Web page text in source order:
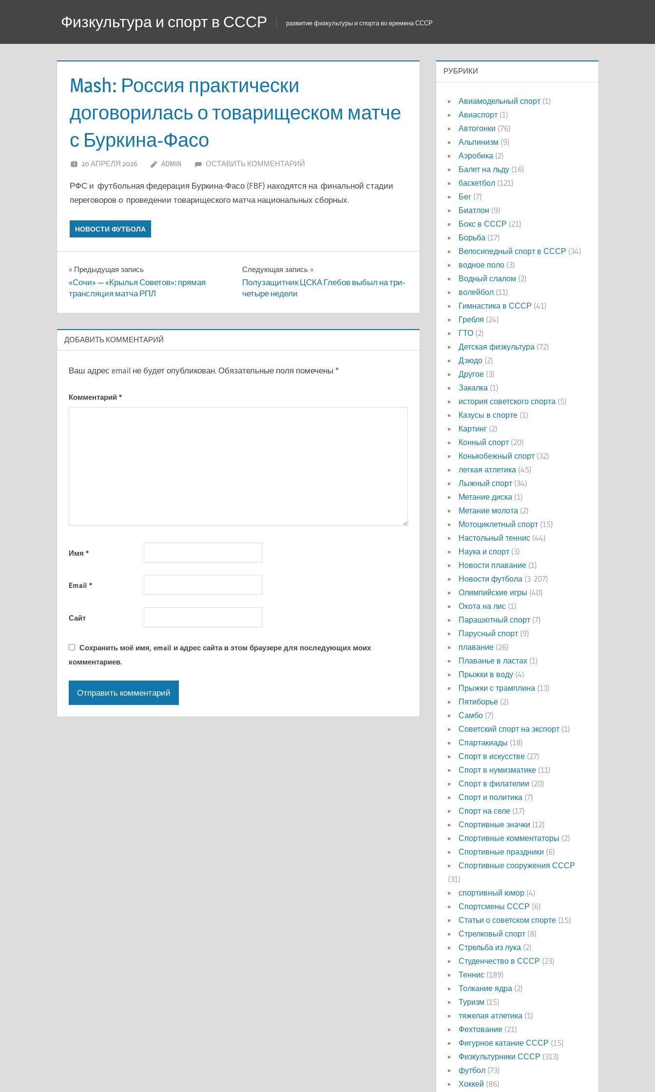
Физкультура и спорт в СССР развитие физкультуры и спорта во времена СССР
Mash: Россия практически
договорилась о товарищеском матче
с Буркина-Фасо
20 АПРЕЛЯ 2026 ADMIN ОСТАВИТЬ КОММЕНТАРИЙ
РФС и футбольная федерация Буркина-Фасо (FBF) находятся на финальной стадии
переговоров о проведении товарищеского матча национальных сборных.
НОВОСТИ ФУТБОЛА
Навигация
по
записям
Предыдущая запись
«Сочи» — «Крылья Советов»: прямая
трансляция матча РПЛ
Следующая запись
Полузащитник ЦСКА Глебов выбыл на три-
четыре недели
ДОБАВИТЬ КОММЕНТАРИЙ
Ваш адрес email не будет опубликован.Обязательные поля помечены *
Комментарий *
Имя *
Email *
Сайт
Сохранить моё имя, email и адрес сайта в этом браузере для последующих моих
комментариев.
РУБРИКИ
Авиамодельный спорт (1)
Авиаспорт (1)
Автогонки (76)
Альпинизм (9)
Аэробика (2)
Балет на льду (16)
баскетбол (121)
Бег (7)
Биатлон (9)
Бокс в СССР (21)
Борьба (17)
Велосипедный спорт в СССР (34)
водное поло (3)
Водный слалом (2)
волейбол (11)
Гимнастика в СССР (41)
Гребля (24)
ГТО (2)
Детская физкультура (72)
Дзюдо (2)
Другое (3)
Закалка (1)
история советского спорта (5)
Казусы в спорте (1)
Картинг (2)
Конный спорт (20)
Конькобежный спорт (32)
легкая атлетика (45)
Лыжный спорт (34)
Метание диска (1)
Метание молота (2)
Мотоциклетный спорт (15)
Настольный теннис (44)
Наука и спорт (3)
Новости плавание (1)
Новости футбола (3 207)
Олимпийские игры (40)
Охота на лис (1)
Парашютный спорт (7)
Парусный спорт (9)
плавание (26)
Плаванье в ластах (1)
Прыжки в воду (4)
Прыжки с трамплина (13)
Пятиборье (2)
Самбо (7)
Советский спорт на экспорт (1)
Спартакиады (18)
Спорт в искусстве (27)
Спорт в нумизматике (11)
Спорт в филателии (20)
Спорт и политика (7)
Спорт на селе (17)
Спортивные значки (12)
Спортивные комментаторы (2)
Спортивные праздники (6)
Спортивные сооружения СССР
(31)
спортивный юмор (4)
Спортсмены СССР (6)
Статьи о советском спорте (15)
Стрелковый спорт (8)
Стрельба из лука (2)
Студенчество в СССР (23)
Теннис (189)
Толкание ядра (2)
Туризм (15)
тяжелая атлетика (1)
Фехтование (21)
Фигурное катание СССР (15)
Физкультурники СССР (313)
футбол (73)
Хоккей (86)